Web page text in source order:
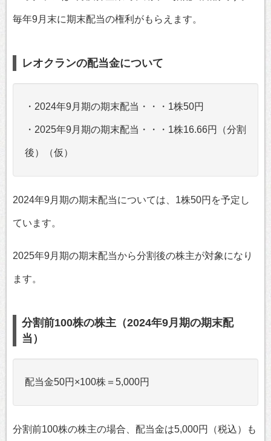
毎年9月末に期末配当の権利がもらえます。
レオクランの配当金について
・2024年9月期の期末配当・・・1株50円
・2025年9月期の期末配当・・・1株16.66円（分割
後）（仮）
2024年9月期の期末配当については、1株50円を予定し
ています。
2025年9月期の期末配当から分割後の株主が対象になり
ます。
分割前100株の株主（2024年9月期の期末配
当）
配当金50円×100株＝5,000円
分割前100株の株主の場合、配当金は5,000円（税込）も